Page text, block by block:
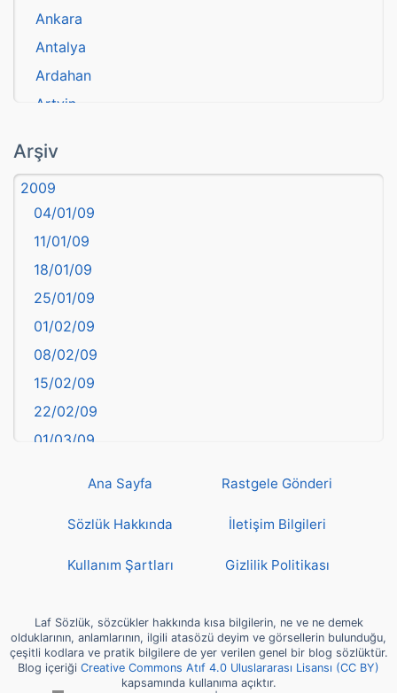
Ankara
Antalya
Ardahan
Artvin
Aydın
Balıkesir
Bartın
başkentler
Batman
Bayburt
Bilecik
Bingöl
Bitlis
Bolu
Burdur
Çankırı
Çorum
deyim
Diyarbakır
Dünya Haritasında Türkiye
Arşiv
2009
04/01/09
11/01/09
18/01/09
25/01/09
01/02/09
08/02/09
15/02/09
22/02/09
01/03/09
22/03/09
19/04/09
26/04/09
Ana Sayfa Rastgele Gönderi
Sözlük Hakkında İletişim Bilgileri
Kullanım Şartları Gizlilik Politikası
Laf Sözlük, sözcükler hakkında kısa bilgilerin, ne ve ne demek
olduklarının, anlamlarının, ilgili atasözü deyim ve görsellerin bulunduğu,
çeşitli kodlara ve pratik bilgilere de yer verilen genel bir blog sözlüktür.
Blog içeriği Creative Commons Atıf 4.0 Uluslararası Lisansı (CC BY)
kapsamında kullanıma açıktır.